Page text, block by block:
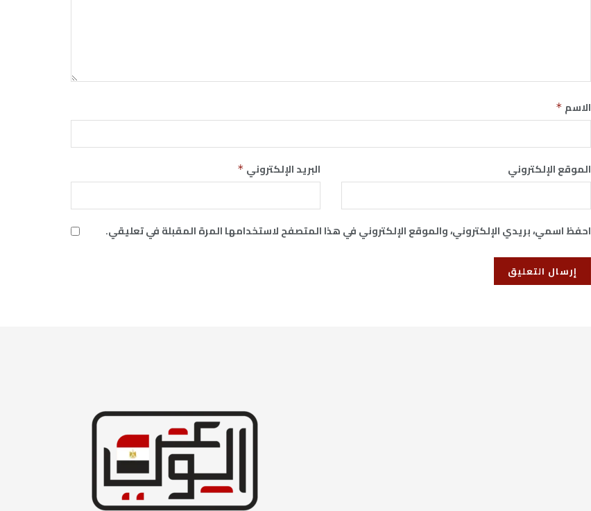
الاسم *
البريد الإلكتروني * الموقع الإلكتروني
احفظ اسمي، بريدي الإلكتروني، والموقع الإلكتروني في هذا المتصفح لاستخدامها المرة المقبلة في تعليقي.